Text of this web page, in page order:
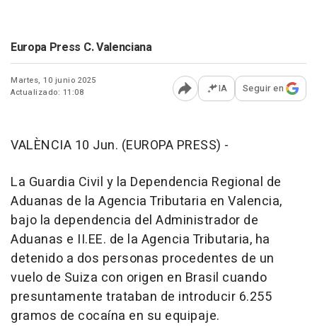
Europa Press C. Valenciana
Martes, 10 junio 2025
Actualizado: 11:08
Abrir opciones para
IA Seguir en
VALÈNCIA 10 Jun. (EUROPA PRESS) -
La Guardia Civil y la Dependencia Regional de
Aduanas de la Agencia Tributaria en Valencia,
bajo la dependencia del Administrador de
Aduanas e II.EE. de la Agencia Tributaria, ha
detenido a dos personas procedentes de un
vuelo de Suiza con origen en Brasil cuando
presuntamente trataban de introducir 6.255
gramos de cocaína en su equipaje.